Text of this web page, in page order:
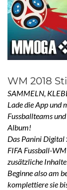
WM 2018
SAMMELN,
Lade die App und
Fussballteams
Album!
Das Panini Digital
FIFA Fussball-
zusätzliche
Beginne also am
komplettiere sie